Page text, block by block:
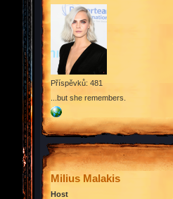
Příspěvků: 481
...but she remembers.
Milius Malakis
Host